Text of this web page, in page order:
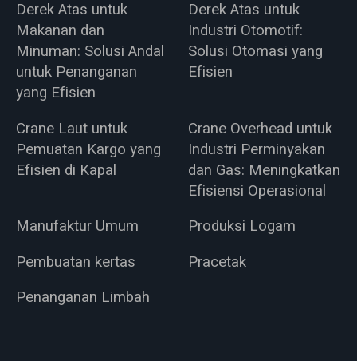
Derek Atas untuk
Makanan dan
Minuman: Solusi Andal
untuk Penanganan
yang Efisien
Derek Atas untuk
Industri Otomotif:
Solusi Otomasi yang
Efisien
Crane Laut untuk
Pemuatan Kargo yang
Efisien di Kapal
Crane Overhead untuk
Industri Perminyakan
dan Gas: Meningkatkan
Efisiensi Operasional
Manufaktur Umum
Produksi Logam
Pembuatan kertas
Pracetak
Penanganan Limbah